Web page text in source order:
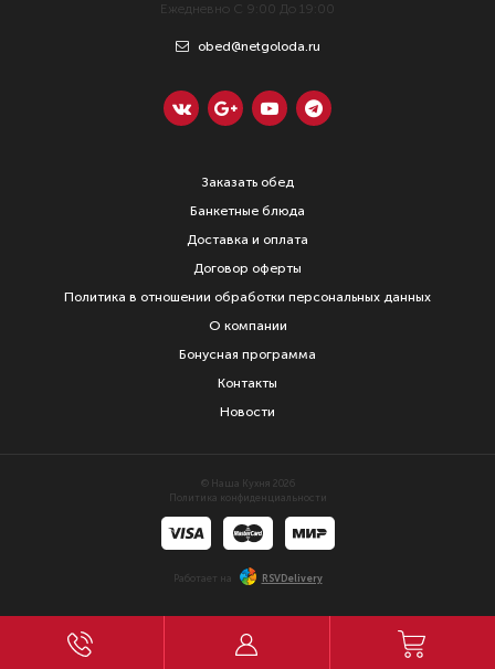
Ежедневно С 9:00 До 19:00
obed@netgoloda.ru
Заказать обед
Банкетные блюда
Доставка и оплата
Договор оферты
Политика в отношении обработки персональных данных
О компании
Бонусная программа
Контакты
Новости
© Наша Кухня 2026
Политика конфиденциальности
Работает на RSVDelivery